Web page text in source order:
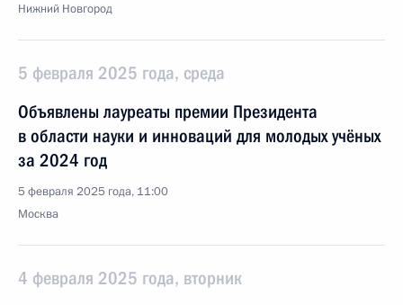
Нижний Новгород
5 февраля 2025 года, среда
Объявлены лауреаты премии Президента
в области науки и инноваций для молодых учёных
за 2024 год
5 февраля 2025 года, 11:00
Москва
4 февраля 2025 года, вторник